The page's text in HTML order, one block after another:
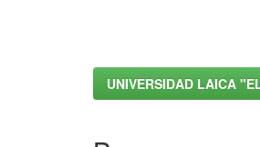
UNIVERSIDAD LAICA